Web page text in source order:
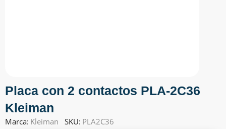
Placa con 2 contactos PLA-2C36
Kleiman
Marca: Kleiman SKU: PLA2C36